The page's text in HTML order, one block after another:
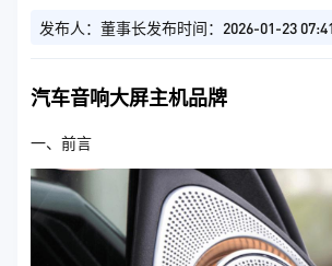
发布人：董事长发布时间：2026-01-23 07:41
汽车音响大屏主机品牌
一、前言